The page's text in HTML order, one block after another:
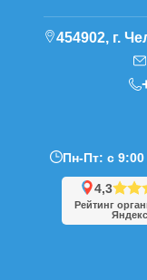
454902, г.
Пн-Пт: с
4,3
Рейтинг